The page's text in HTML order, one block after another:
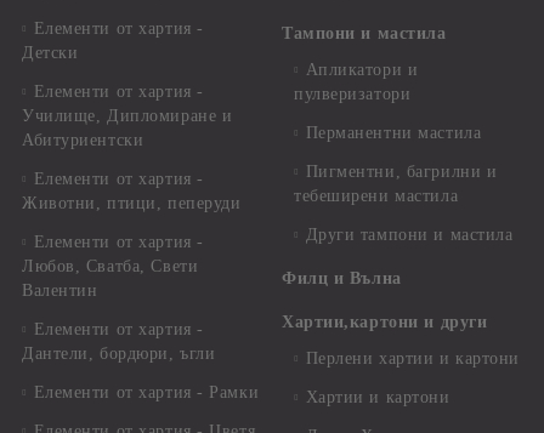
Елементи от хартия -
Детски
Елементи от хартия -
Училище, Дипломиране и
Абитуриентски
Елементи от хартия -
Животни, птици, пеперуди
Елементи от хартия -
Любов, Сватба, Свети
Валентин
Елементи от хартия -
Дантели, бордюри, ъгли
Елементи от хартия - Рамки
Тампони и мастила
Апликатори и
пулверизатори
Перманентни мастила
Пигментни, багрилни и
тебеширени мастила
Други тампони и мастила
Филц и Вълна
Хартии,картони и други
Перлени хартии и картони
Хартии и картони